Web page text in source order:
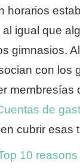
horarios
igual que
gimnasios.
con los
membresías
de
cubrir esas
10 reasons